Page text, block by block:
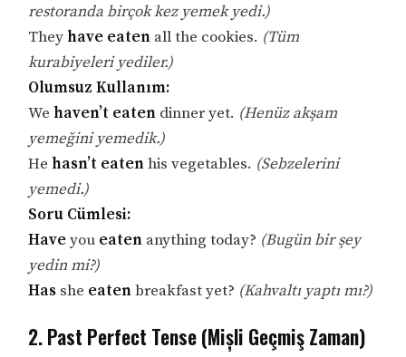
restoranda birçok kez yemek yedi.)
Theyhave eaten all the cookies. (Tüm
kurabiyeleri yediler.)
Olumsuz Kullanım:
Wehaven’t eaten dinner yet. (Henüz akşam
yemeğini yemedik.)
Hehasn’t eatenhis vegetables. (Sebzelerini
yemedi.)
Soru Cümlesi:
Haveyou eaten anything today? (Bugün bir şey
yedin mi?)
Has she eatenbreakfast yet? (Kahvaltı yaptı mı?)
2. Past Perfect Tense (Mișli Geçmiş Zaman)